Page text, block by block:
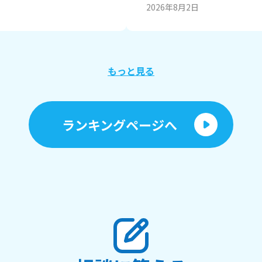
ト先輩 キュアマシェリ キュア
リのリボン型リップ！ 5、キュ
ウ キュアアムール キュアプリ
2026年8月2日
もっと見る
ランキングページへ